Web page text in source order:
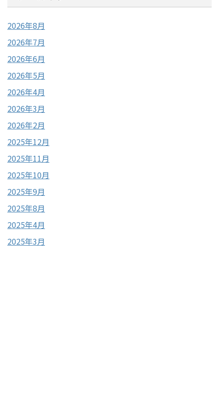
2026年8月
2026年7月
2026年6月
2026年5月
2026年4月
2026年3月
2026年2月
2025年12月
2025年11月
2025年10月
2025年9月
2025年8月
2025年4月
2025年3月